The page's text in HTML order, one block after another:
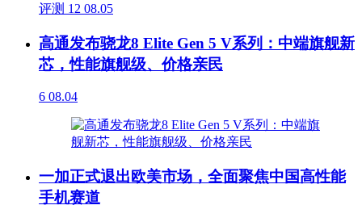
评测 12 08.05
高通发布骁龙8 Elite Gen 5 V系列：中端旗舰新
芯，性能旗舰级、价格亲民
6 08.04
一加正式退出欧美市场，全面聚焦中国高性能
手机赛道